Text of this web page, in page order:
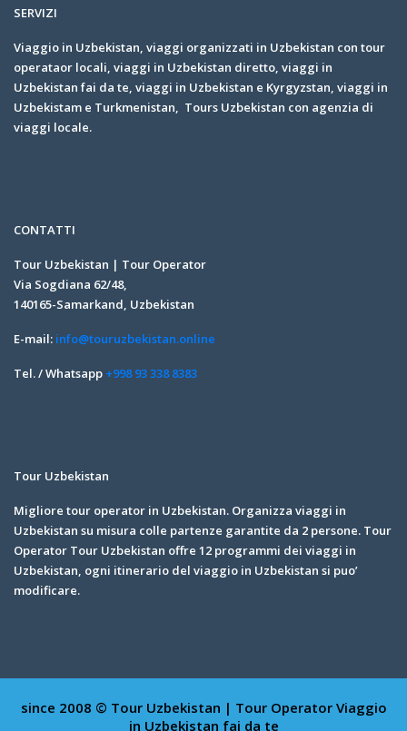
SERVIZI
Viaggio in Uzbekistan, viaggi organizzati in Uzbekistan con tour
operataor locali, viaggi in Uzbekistan diretto, viaggi in
Uzbekistan fai da te, viaggi in Uzbekistan e Kyrgyzstan, viaggi in
Uzbekistam e Turkmenistan, Tours Uzbekistan con agenzia di
viaggi locale.
CONTATTI
Tour Uzbekistan | Tour Operator
Via Sogdiana 62/48,
140165-Samarkand, Uzbekistan
E-mail: info@touruzbekistan.online
Tel. / Whatsapp +998 93 338 8383
Tour Uzbekistan
Migliore tour operator in Uzbekistan. Organizza viaggi in
Uzbekistan su misura colle partenze garantite da 2 persone. Tour
Operator Tour Uzbekistan offre 12 programmi dei viaggi in
Uzbekistan, ogni itinerario del viaggio in Uzbekistan si puo’
modificare.
since 2008 © Tour Uzbekistan | Tour Operator Viaggio
in Uzbekistan fai da te